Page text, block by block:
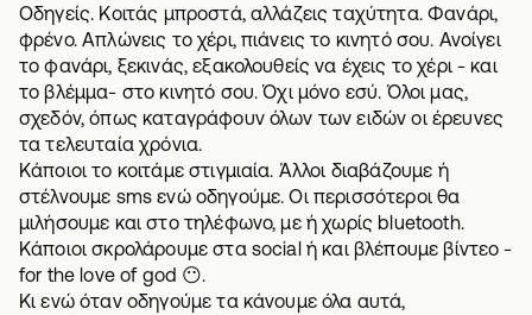
Οδηγείς. Κοιτάς μπροστά, αλλάζεις ταχύτητα. Φανάρι,
φρένο. Απλώνεις το χέρι, πιάνεις το κινητό σου. Ανοίγει
το φανάρι, ξεκινάς, εξακολουθείς να έχεις το χέρι - και
το βλέμμα- στο κινητό σου. Όχι μόνο εσύ. Όλοι μας,
σχεδόν, όπως καταγράφουν όλων των ειδών οι έρευνες
τα τελευταία χρόνια.
Κάποιοι το κοιτάμε στιγμιαία. Άλλοι διαβάζουμε ή
στέλνουμε sms ενώ οδηγούμε. Οι περισσότεροι θα
μιλήσουμε και στο τηλέφωνο, με ή χωρίς bluetooth.
Κάποιοι σκρολάρουμε στα social ή και βλέπουμε βίντεο -
for the love of god 😶.
Κι ενώ όταν οδηγούμε τα κάνουμε όλα αυτά,